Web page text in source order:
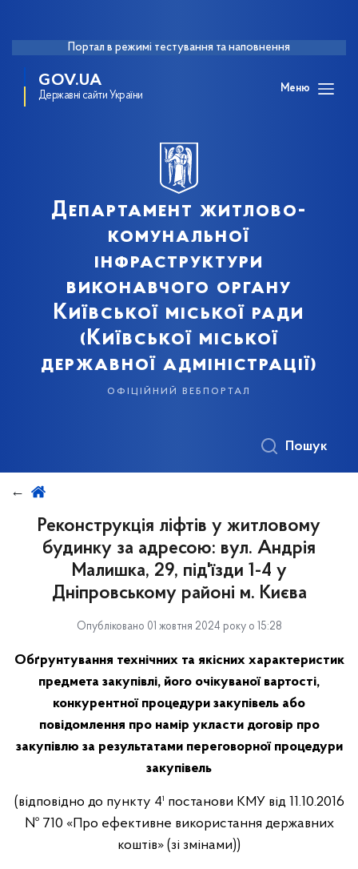
Портал в режимі тестування та наповнення
GOV.UA
Державні сайти України
Меню
Департамент житлово-
комунальної
інфраструктури
виконавчого органу
Київської міської ради
(Київської міської
державної адміністрації)
офіційний вебпортал
Пошук
Реконструкція ліфтів у житловому
будинку за адресою: вул. Андрія
Малишка, 29, під'їзди 1-4 у
Дніпровському районі м. Києва
Опубліковано 01 жовтня 2024 року о 15:28
Обґрунтування технічних та якісних характеристик
предмета закупівлі, його очікуваної вартості,
конкурентної процедури закупівель або
повідомлення про намір укласти договір про
закупівлю за результатами переговорної процедури
закупівель
(відповідно до пункту 4¹ постанови КМУ від 11.10.2016
№ 710 «Про ефективне використання державних
коштів» (зі змінами))